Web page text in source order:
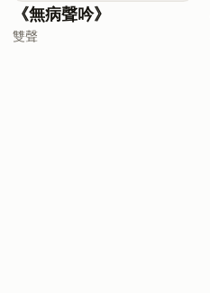
《無病聲吟》
雙聲